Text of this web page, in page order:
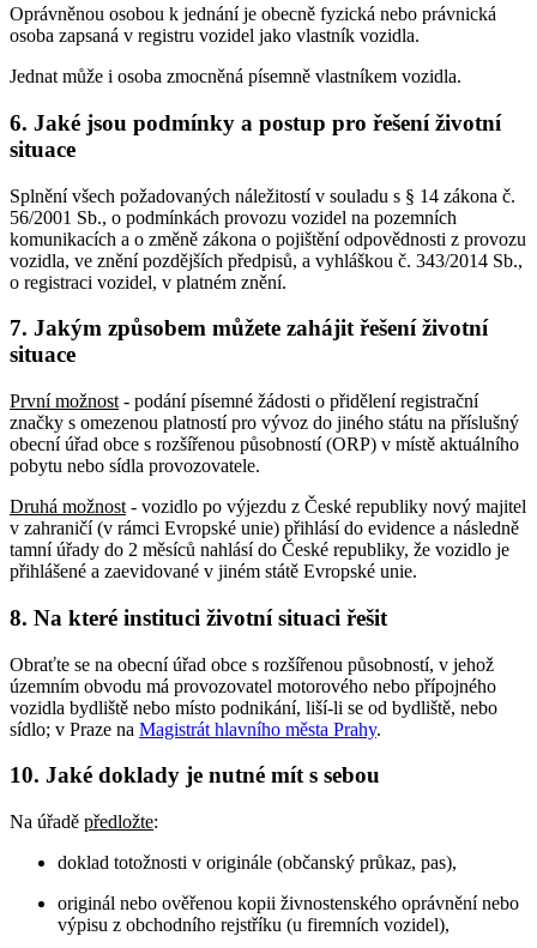
Oprávněnou osobou k jednání je obecně fyzická nebo právnická
osoba zapsaná v registru vozidel jako vlastník vozidla.
Jednat může i osoba zmocněná písemně vlastníkem vozidla.
6. Jaké jsou podmínky a postup pro řešení životní
situace
Splnění všech požadovaných náležitostí v souladu s § 14 zákona č.
56/2001 Sb., o podmínkách provozu vozidel na pozemních
komunikacích a o změně zákona o pojištění odpovědnosti z provozu
vozidla, ve znění pozdějších předpisů, a vyhláškou č. 343/2014 Sb.,
o registraci vozidel, v platném znění.
7. Jakým způsobem můžete zahájit řešení životní
situace
První možnost - podání písemné žádosti o přidělení registrační
značky s omezenou platností pro vývoz do jiného státu na příslušný
obecní úřad obce s rozšířenou působností (ORP) v místě aktuálního
pobytu nebo sídla provozovatele.
Druhá možnost - vozidlo po výjezdu z České republiky nový majitel
v zahraničí (v rámci Evropské unie) přihlásí do evidence a následně
tamní úřady do 2 měsíců nahlásí do České republiky, že vozidlo je
přihlášené a zaevidované v jiném státě Evropské unie.
8. Na které instituci životní situaci řešit
Obraťte se na obecní úřad obce s rozšířenou působností, v jehož
územním obvodu má provozovatel motorového nebo přípojného
vozidla bydliště nebo místo podnikání, liší-li se od bydliště, nebo
sídlo; v Praze na Magistrát hlavního města Prahy.
10. Jaké doklady je nutné mít s sebou
Na úřadě předložte:
doklad totožnosti v originále (občanský průkaz, pas),
originál nebo ověřenou kopii živnostenského oprávnění nebo
výpisu z obchodního rejstříku (u firemních vozidel),